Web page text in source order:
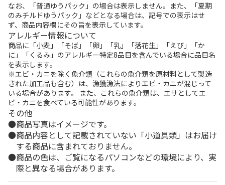
なお、「普通ゆうパック」の場合は表示しません。また、「夏期
のみチルドゆうパック」などとなる場合は、記号での表示はせ
ず、商品内容欄にその旨を表示しています。
アレルギー情報について
商品に「小麦」「そば」「卵」「乳」「落花生」「えび」「か
に」「くるみ」のアレルギー特定8品目を含んでいる場合に品目名
を表示します。
※エビ・カニを除く魚介類（これらの魚介類を原材料として製造
された加工品も含む）は、漁獲漁法によりエビ・カニが混じって
いる場合があります。 また、これらの魚介類は、エサとしてエ
ビ・カニを食べている可能性があります。
その他
商品写真はイメージです。
商品内容として記載されていない「小道具類」はお届け
する商品に含まれておりません。
商品の色は、ご覧になるパソコンなどの環境により、実
際と異なる場合があります。